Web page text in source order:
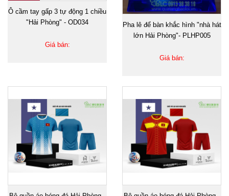
Ô cầm tay gấp 3 tự động 1 chiều
"Hải Phòng" - OD034
Giá bán:
Pha lê để bàn khắc hình "nhà hát
lớn Hải Phòng"- PLHP005
Giá bán: